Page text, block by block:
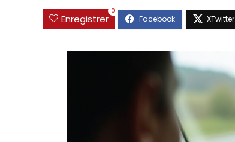
Enregistrer
0